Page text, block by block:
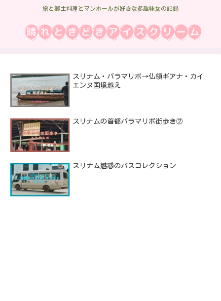
旅と郷土料理とマンホールが好きな多趣味女の記録
スリナム・パラマリボ→仏領ギアナ・カイ
エンヌ国境越え
スリナムの首都パラマリボ街歩き②
スリナム魅惑のバスコレクション